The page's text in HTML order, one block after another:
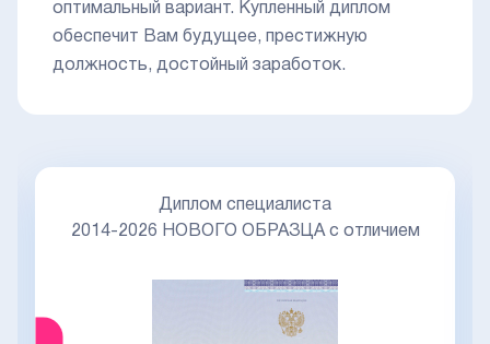
оптимальный вариант. Купленный диплом
обеспечит Вам будущее, престижную
должность, достойный заработок.
Диплом специалиста
2014-2026 НОВОГО ОБРАЗЦА с отличием